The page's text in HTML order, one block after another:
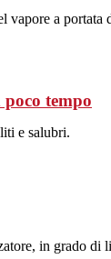
a
tempo
e salubri.
in grado